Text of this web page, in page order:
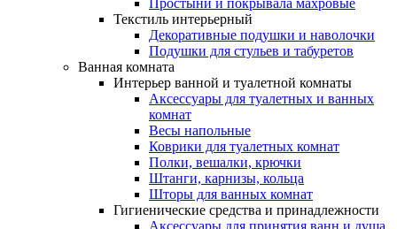
Простыни и покрывала махровые
Текстиль интерьерный
Декоративные подушки и наволочки
Подушки для стульев и табуретов
Ванная комната
Интерьер ванной и туалетной комнаты
Аксессуары для туалетных и ванных
комнат
Весы напольные
Коврики для туалетных комнат
Полки, вешалки, крючки
Штанги, карнизы, кольца
Шторы для ванных комнат
Гигиенические средства и принадлежности
Аксессуары для принятия ванн и душа